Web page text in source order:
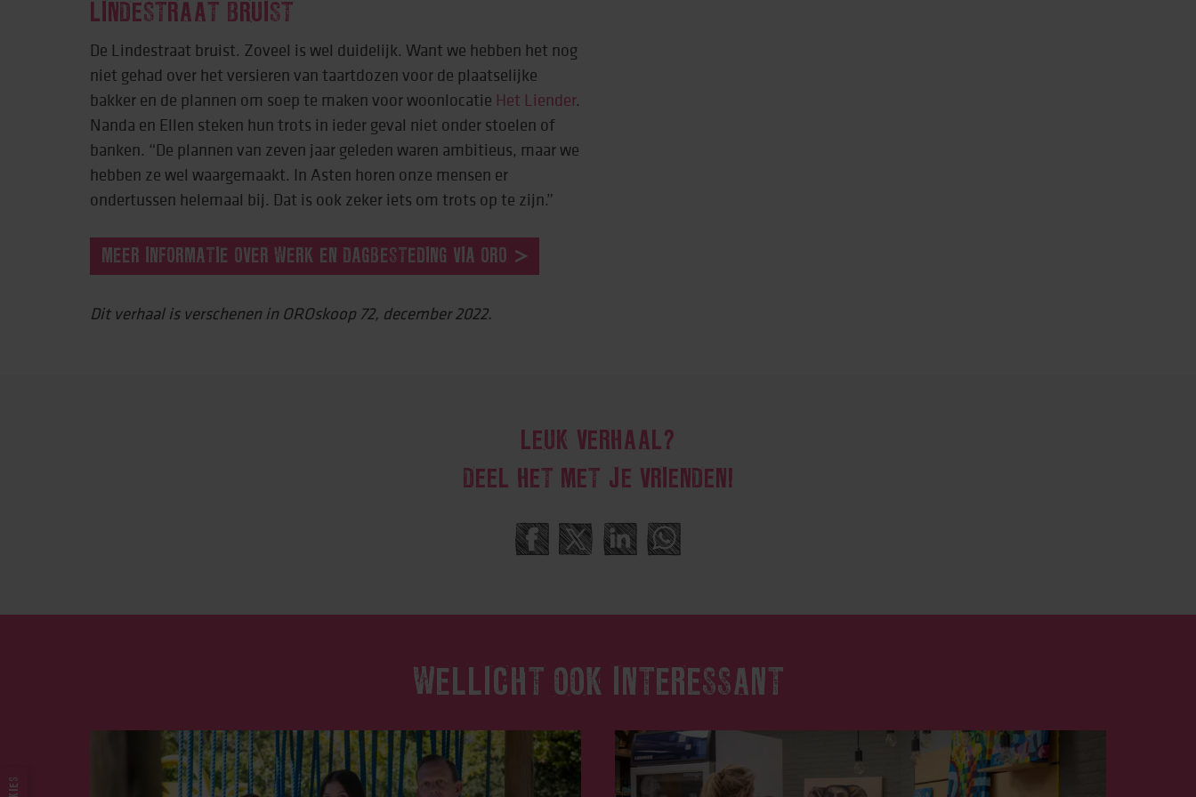
LINDESTRAAT BRUIST
De Lindestraat bruist. Zoveel is wel duidelijk. Want we hebben het nog
niet gehad over het versieren van taartdozen voor de plaatselijke
bakker en de plannen om soep te maken voor woonlocatie Het Liender.
Nanda en Ellen steken hun trots in ieder geval niet onder stoelen of
banken. “De plannen van zeven jaar geleden waren ambitieus, maar we
hebben ze wel waargemaakt. In Asten horen onze mensen er
ondertussen helemaal bij. Dat is ook zeker iets om trots op te zijn.”
MEER INFORMATIE OVER WERK EN DAGBESTEDING VIA ORO
Dit verhaal is verschenen in OROskoop 72, december 2022.
LEUK VERHAAL?
DEEL HET MET JE VRIENDEN!
WELLICHT OOK INTERESSANT